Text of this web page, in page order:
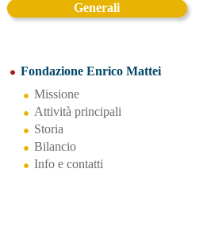
Generali
Fondazione Enrico Mattei
Missione
Attività principali
Storia
Bilancio
Info e contatti